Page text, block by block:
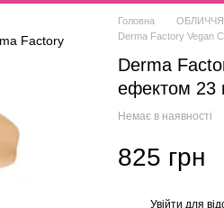
Головна ОБЛИЧЧЯ
Derma Factory Vegan
Derma
ефектом 23
Немає в наявності
825 грн
Увійти для